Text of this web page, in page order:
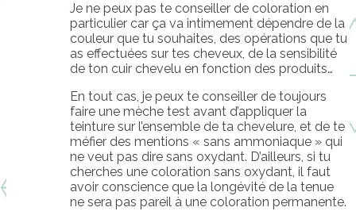
Je ne peux pas te conseiller de coloration en
particulier car ça va intimement dépendre de la
couleur que tu souhaites, des opérations que tu
as effectuées sur tes cheveux, de la sensibilité
de ton cuir chevelu en fonction des produits…
En tout cas, je peux te conseiller de toujours
faire une mèche test avant d’appliquer la
teinture sur l’ensemble de ta chevelure, et de te
méfier des mentions « sans ammoniaque » qui
ne veut pas dire sans oxydant. D’ailleurs, si tu
cherches une coloration sans oxydant, il faut
avoir conscience que la longévité de la tenue
ne sera pas pareil à une coloration permanente.